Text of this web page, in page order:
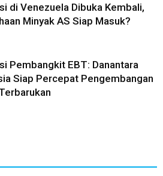
di Venezuela Dibuka Kembali,
Minyak AS Siap Masuk?
Pembangkit EBT: Danantara
Siap Percepat Pengembangan